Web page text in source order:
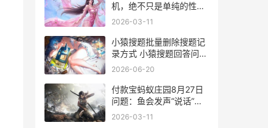
机，绝不只是单纯的性能
强大 为什么2022年这么
2026-03-11
小猿搜题批量删除搜题记
录方式 小猿搜题回答问题
怎么删除
2026-06-20
付款宝蚂蚁庄园8月27日
问题：鱼会发声“说话”吗
蚂蚁付款是什么
2026-03-11